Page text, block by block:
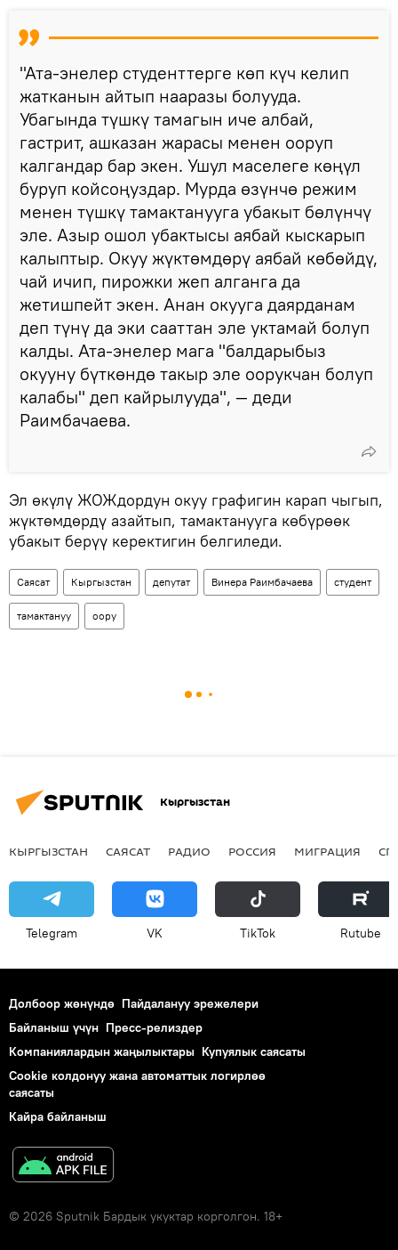
"Ата-энелер студенттерге көп күч келип
жатканын айтып нааразы болууда.
Убагында түшкү тамагын иче албай,
гастрит, ашказан жарасы менен ооруп
калгандар бар экен. Ушул маселеге көңүл
буруп койсоңуздар. Мурда өзүнчө режим
менен түшкү тамактанууга убакыт бөлүнчү
эле. Азыр ошол убактысы аябай кыскарып
калыптыр. Окуу жүктөмдөрү аябай көбөйдү,
чай ичип, пирожки жеп алганга да
жетишпейт экен. Анан окууга даярданам
деп түнү да эки сааттан эле уктамай болуп
калды. Ата-энелер мага "балдарыбыз
окууну бүткөндө такыр эле оорукчан болуп
калабы" деп кайрылууда", — деди
Раимбачаева.
Эл өкүлү ЖОЖдордун окуу графигин карап чыгып,
жүктөмдөрдү азайтып, тамактанууга көбүрөөк
убакыт берүү керектигин белгиледи.
Саясат Кыргызстан депутат Винера Раимбачаева студент
тамактануу оору
Кыргызстан
КЫРГЫЗСТАН САЯСАТ РАДИО РОССИЯ МИГРАЦИЯ
Telegram VK ТikТоk Rutube
Долбоор жөнүндө Пайдалануу эрежелери
Байланыш үчүн Пресс-релиздер
Компаниялардын жаңылыктары Купуялык саясаты
Cookie колдонуу жана автоматтык логирлөө
саясаты
Кайра байланыш
© 2026 Sputnik Бардык укуктар корголгон. 18+